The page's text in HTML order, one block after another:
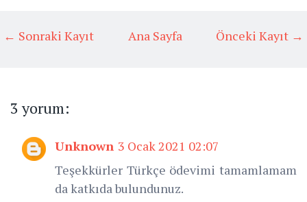
← Sonraki Kayıt Önceki Kayıt →
Ana Sayfa
3 yorum:
Unknown 3 Ocak 2021 02:07
Teşekkürler Türkçe ödevimi tamamlamam
da katkıda bulundunuz.